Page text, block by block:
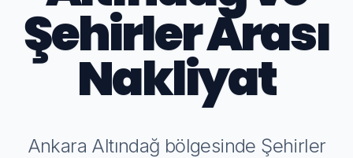
Şehirler Arası
Nakliyat
Ankara Altındağ bölgesinde Şehirler